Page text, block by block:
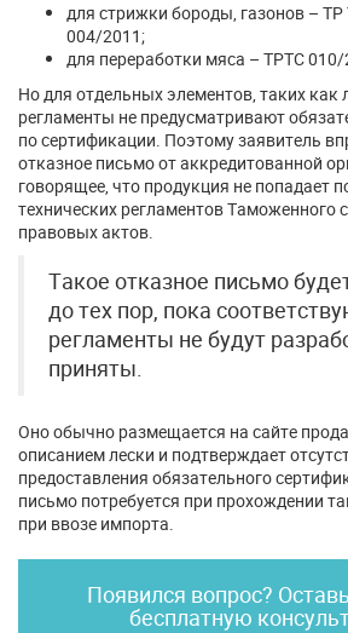
для стрижки бороды, газонов –
004/2011;
для переработки мяса – ТРТС
Но для отдельных элементов, таких как
регламенты не предусматривают
по сертификации. Поэтому заявитель
отказное письмо от аккредитованной
говорящее, что продукция не попадает
технических регламентов Таможенного
правовых актов.
Такое отказное письмо
до тех пор, пока
регламенты не будут
приняты.
Оно обычно размещается на сайте
описанием лески и подтверждает
предоставления обязательного
письмо потребуется при прохождении
при ввозе импорта.
Появился вопрос?
бесплатную